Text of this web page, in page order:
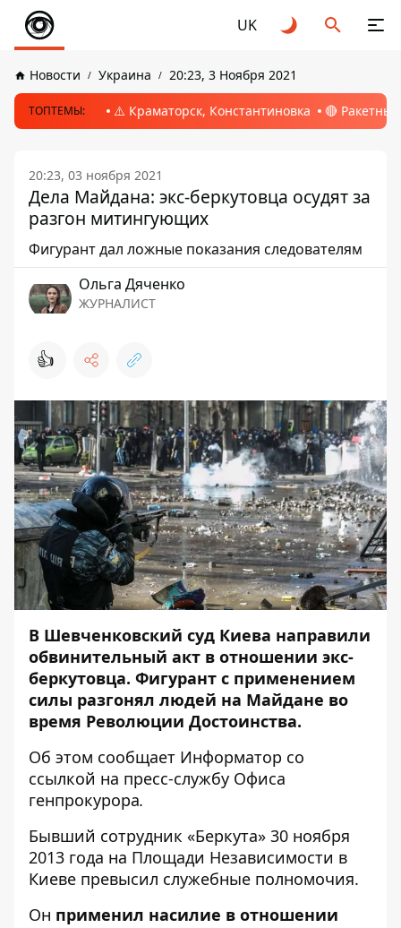
UK
Новости Украина 20:23, 3 Ноября 2021
ТОПТЕМЫ: ⚠️ Краматорск, Константиновка 🔴
20:23, 03 ноября 2021
Дела Майдана: экс-беркутовца осудят за
разгон митингующих
Фигурант дал ложные показания следователям
Ольга Дяченко
ЖУРНАЛИСТ
👍
В Шевченковский суд Киева направили
обвинительный акт в отношении экс-
беркутовца. Фигурант с применением
силы разгонял людей на Майдане во
время Революции Достоинства.
Об этом сообщает Информатор со
ссылкой на пресс-службу Офиса
генпрокурора.
Бывший сотрудник «Беркута» 30 ноября
2013 года на Площади Независимости в
Киеве превысил служебные полномочия.
Он применил насилие в отношении